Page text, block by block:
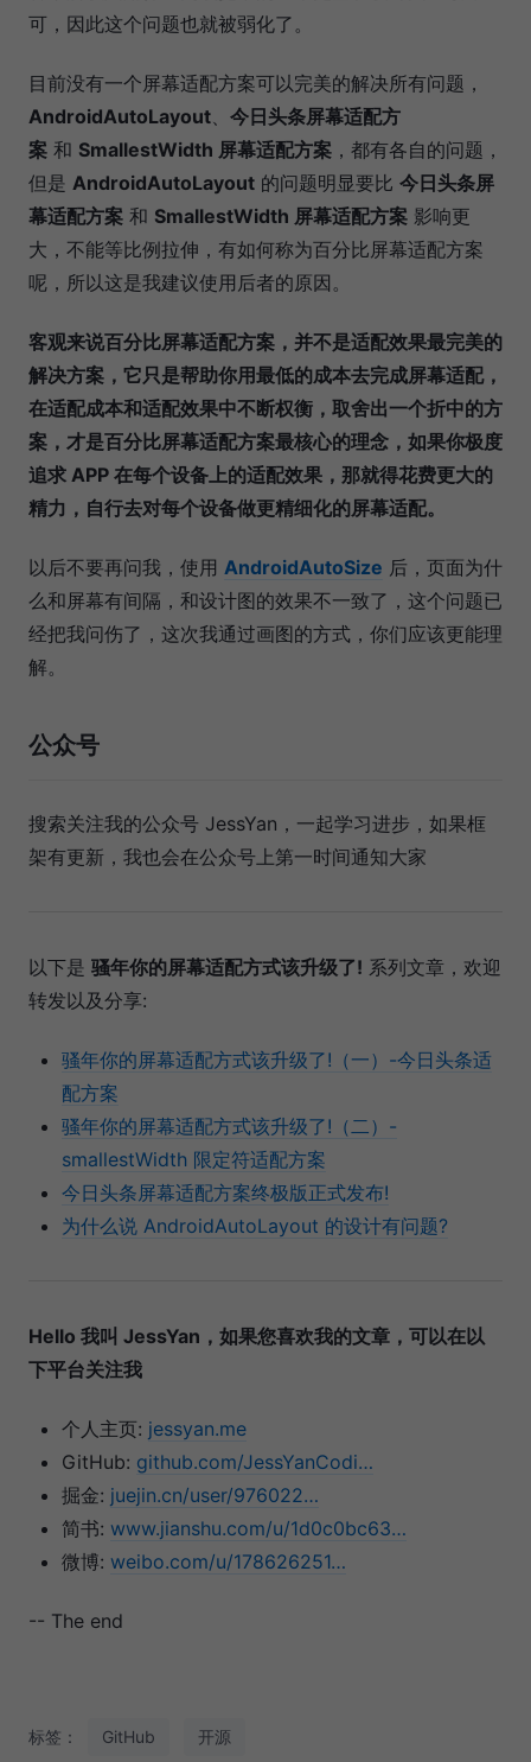
可，因此这个问题也就被弱化了。
目前没有一个屏幕适配方案可以完美的解决所有问题，
AndroidAutoLayout、 今日头条屏幕适配方
案 和 SmallestWidth 屏幕适配方案 ，都有各自的问题，
但是 AndroidAutoLayout 的问题明显要比 今日头条屏
幕适配方案 和 SmallestWidth 屏幕适配方案 影响更
大，不能等比例拉伸，有如何称为百分比屏幕适配方案
呢，所以这是我建议使用后者的原因。
客观来说百分比屏幕适配方案，并不是适配效果最完美的
解决方案，它只是帮助你用最低的成本去完成屏幕适配，
在适配成本和适配效果中不断权衡，取舍出一个折中的方
案，才是百分比屏幕适配方案最核心的理念，如果你极度
追求 APP 在每个设备上的适配效果，那就得花费更大的
精力，自行去对每个设备做更精细化的屏幕适配。
以后不要再问我，使用 AndroidAutoSize 后，页面为什
么和屏幕有间隔，和设计图的效果不一致了，这个问题已
经把我问伤了，这次我通过画图的方式，你们应该更能理
解。
公众号
搜索关注我的公众号 JessYan，一起学习进步，如果框
架有更新，我也会在公众号上第一时间通知大家
以下是 骚年你的屏幕适配方式该升级了! 系列文章，欢迎
转发以及分享:
骚年你的屏幕适配方式该升级了!（一）-今日头条适
配方案
骚年你的屏幕适配方式该升级了!（二）-
smallestWidth 限定符适配方案
今日头条屏幕适配方案终极版正式发布!
为什么说 AndroidAutoLayout 的设计有问题?
Hello 我叫 JessYan，如果您喜欢我的文章，可以在以
下平台关注我
个人主页: jessyan.me
GitHub: github.com/JessYanCodi…
掘金: juejin.cn/user/976022…
简书: www.jianshu.com/u/1d0c0bc63…
微博: weibo.com/u/178626251…
-- The end
标签： GitHub 开源